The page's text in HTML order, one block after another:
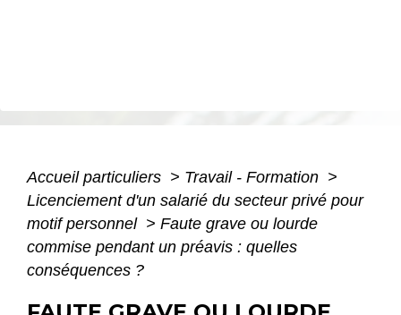
Accueil particuliers > Travail - Formation >
Licenciement d'un salarié du secteur privé pour
motif personnel > Faute grave ou lourde
commise pendant un préavis : quelles
conséquences ?